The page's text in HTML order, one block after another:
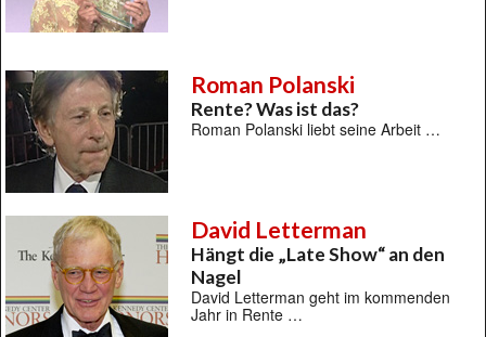
Roman Polanski
Rente? Was ist das?
Roman Polanski liebt seine Arbeit …
David Letterman
Hängt die „Late Show“ an den
Nagel
David Letterman geht im kommenden
Jahr in Rente …